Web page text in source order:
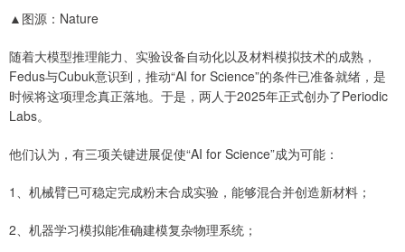
▲图源：Nature
随着大模型推理能力、实验设备自动化以及材料模拟技术的成熟，
Fedus与Cubuk意识到，推动“AI for Science”的条件已准备就绪，是
时候将这项理念真正落地。于是，两人于2025年正式创办了Periodic
Labs。
他们认为，有三项关键进展促使“AI for Science”成为可能：
1、机械臂已可稳定完成粉末合成实验，能够混合并创造新材料；
2、机器学习模拟能准确建模复杂物理系统；